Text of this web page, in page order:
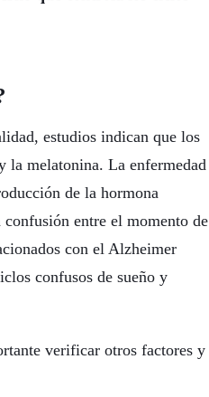
estudios indican que los
la melatonina. La enfermedad
de la hormona
entre el momento de
con el Alzheimer
confusos de sueño y
verificar otros factores y